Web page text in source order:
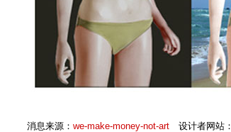
消息来源： we-make-money-not-art设计者网站：